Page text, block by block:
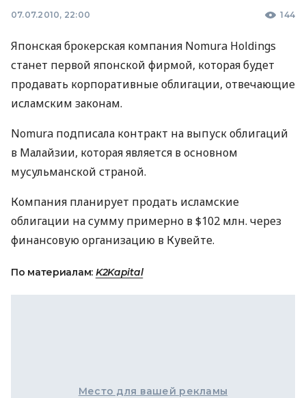
07.07.2010, 22:00 144
Японская брокерская компания Nomura Holdings
станет первой японской фирмой, которая будет
продавать корпоративные облигации, отвечающие
исламским законам.
Nomura подписала контракт на выпуск облигаций
в Малайзии, которая является в основном
мусульманской страной.
Компания планирует продать исламские
облигации на сумму примерно в $102 млн. через
финансовую организацию в Кувейте.
По материалам: K2Kapital
Место для вашей рекламы